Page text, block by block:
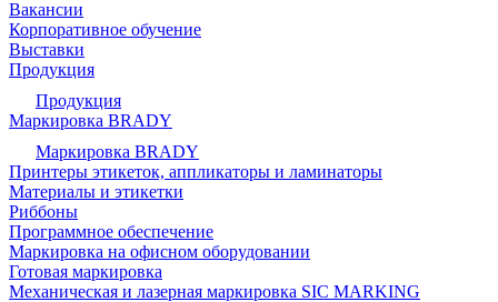
Вакансии
Корпоративное обучение
Выставки
Продукция
Продукция
Маркировка BRADY
Маркировка BRADY
Принтеры этикеток, аппликаторы и ламинаторы
Материалы и этикетки
Риббоны
Программное обеспечение
Маркировка на офисном оборудовании
Готовая маркировка
Механическая и лазерная маркировка SIC MARKING